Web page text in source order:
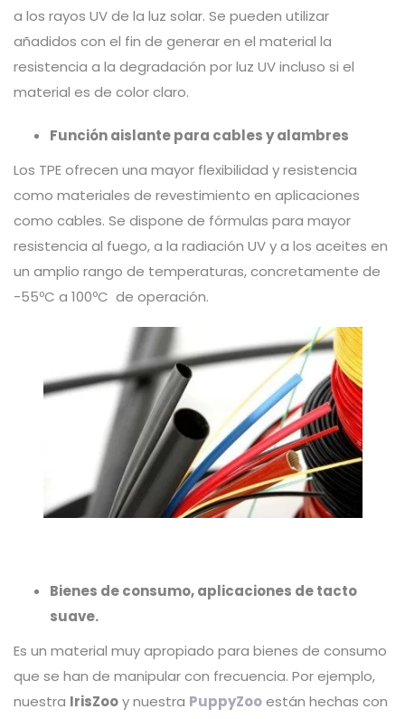
a los rayos UV de la luz solar. Se pueden utilizar
añadidos con el fin de generar en el material la
resistencia a la degradación por luz UV incluso si el
material es de color claro.
Función aislante para cables y alambres
Los TPE ofrecen una mayor flexibilidad y resistencia
como materiales de revestimiento en aplicaciones
como cables. Se dispone de fórmulas para mayor
resistencia al fuego, a la radiación UV y a los aceites en
un amplio rango de temperaturas, concretamente de
-55ºC a 100ºC de operación.
Bienes de consumo, aplicaciones de tacto
suave.
Es un material muy apropiado para bienes de consumo
que se han de manipular con frecuencia. Por ejemplo,
nuestra IrisZooy nuestra PuppyZooestán hechas con